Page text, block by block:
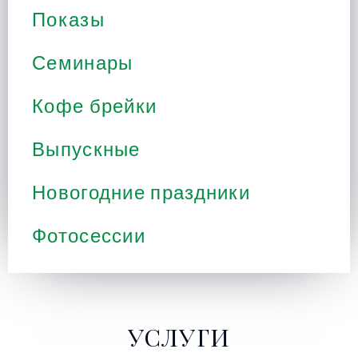
Показы
Семинары
Кофе брейки
Выпускные
Новогодние праздники
Фотосессии
УСЛУГИ